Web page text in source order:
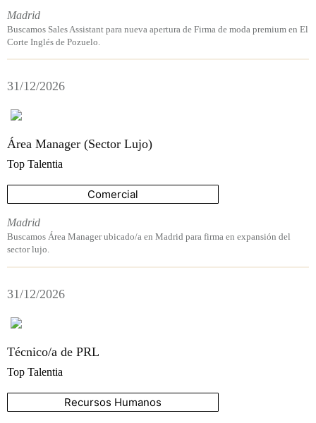
Madrid
Buscamos Sales Assistant para nueva apertura de Firma de moda premium en El
Corte Inglés de Pozuelo.
31/12/2026
Área Manager (Sector Lujo)
Top Talentia
Comercial
Madrid
Buscamos Área Manager ubicado/a en Madrid para firma en expansión del
sector lujo.
31/12/2026
Técnico/a de PRL
Top Talentia
Recursos Humanos